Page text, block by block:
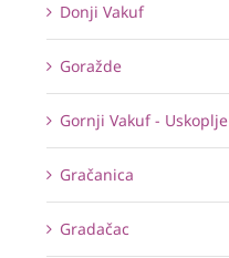
Donji Vakuf
Goražde
Gornji Vakuf - Uskoplje
Gračanica
Gradačac